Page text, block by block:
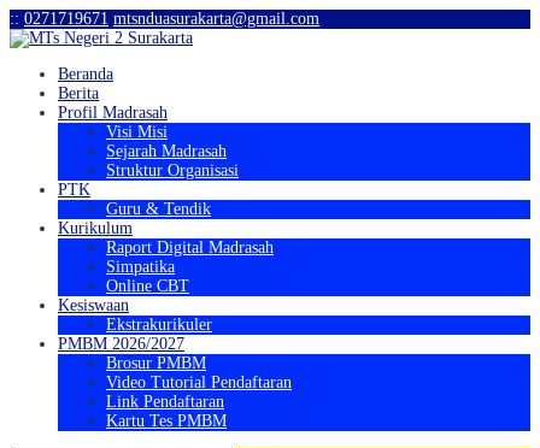
:: 0271719671 mtsnduasurakarta@gmail.com
Beranda
Berita
Profil Madrasah
Visi Misi
Sejarah Madrasah
Struktur Organisasi
PTK
Guru & Tendik
Kurikulum
Raport Digital Madrasah
Simpatika
Online CBT
Kesiswaan
Ekstrakurikuler
PMBM 2026/2027
Brosur PMBM
Video Tutorial Pendaftaran
Link Pendaftaran
Kartu Tes PMBM